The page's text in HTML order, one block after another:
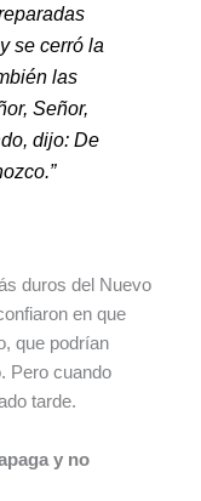
se cerró la
las
Señor,
dijo: De
duros del Nuevo
en que
que podrían
Pero cuando
tarde.
y no